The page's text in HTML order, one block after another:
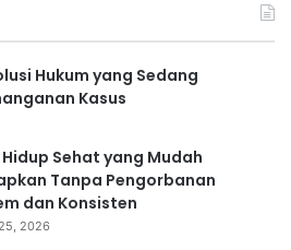
Hukum yang Sedang
Kasus
Sehat yang Mudah
Tanpa Pengorbanan
dan Konsisten
2026